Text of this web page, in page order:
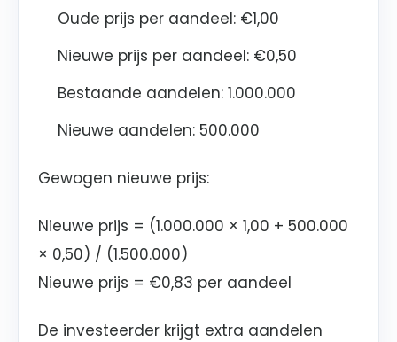
Oude prijs per aandeel: €1,00
Nieuwe prijs per aandeel: €0,50
Bestaande aandelen: 1.000.000
Nieuwe aandelen: 500.000
Gewogen nieuwe prijs:
Nieuwe prijs = (1.000.000 × 1,00 + 500.000
× 0,50) / (1.500.000)
Nieuwe prijs = €0,83 per aandeel
De investeerder krijgt extra aandelen